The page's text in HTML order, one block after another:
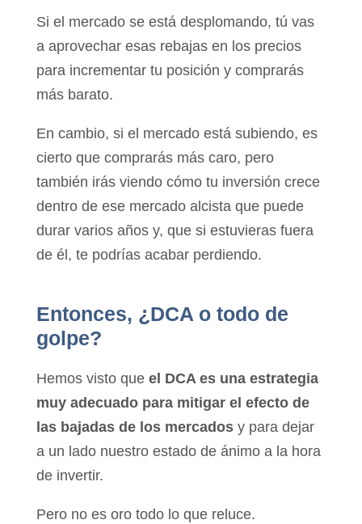
Si el mercado se está desplomando, tú vas
a aprovechar esas rebajas en los precios
para incrementar tu posición y comprarás
más barato.
En cambio, si el mercado está subiendo, es
cierto que comprarás más caro, pero
también irás viendo cómo tu inversión crece
dentro de ese mercado alcista que puede
durar varios años y, que si estuvieras fuera
de él, te podrías acabar perdiendo.
Entonces, ¿DCA o todo de
golpe?
Hemos visto que el DCA es una estrategia
muy adecuado para mitigar el efecto de
las bajadas de los mercadosy para dejar
a un lado nuestro estado de ánimo a la hora
de invertir.
Pero no es oro todo lo que reluce.